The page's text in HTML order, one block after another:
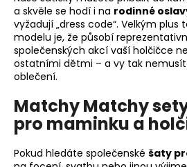
a skvěle se hodí i na rodinné
vyžadují „dress code“. Velkým plus
modelu je, že působí
společenských akcí vaší holčičce
ostatními dětmi – a vy tak
oblečení.
Matchy Matchy
pro maminku a
Pokud hledáte společenské šaty